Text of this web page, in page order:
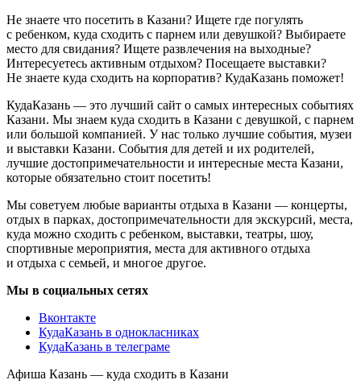
Не знаете что посетить в Казани? Ищете где погулять
с ребенком, куда сходить с парнем или девушкой? Выбираете
место для свидания? Ищете развлечения на выходные?
Интересуетесь активным отдыхом? Посещаете выставки?
Не знаете куда сходить на корпоратив? КудаКазань поможет!
КудаКазань — это лучший сайт о самых интересных событиях
Казани. Мы знаем куда сходить в Казани с девушкой, с парнем
или большой компанией. У нас только лучшие события, музеи
и выставки Казани. События для детей и их родителей,
лучшие достопримечательности и интересные места Казани,
которые обязательно стоит посетить!
Мы советуем любые варианты отдыха в Казани — концерты,
отдых в парках, достопримечательности для экскурсий, места,
куда можно сходить с ребенком, выставки, театры, шоу,
спортивные мероприятия, места для активного отдыха
и отдыха с семьей, и многое другое.
Мы в социальных сетях
Вконтакте
КудаКазань в однокласниках
КудаКазань в телеграме
Афиша Казань — куда сходить в Казани